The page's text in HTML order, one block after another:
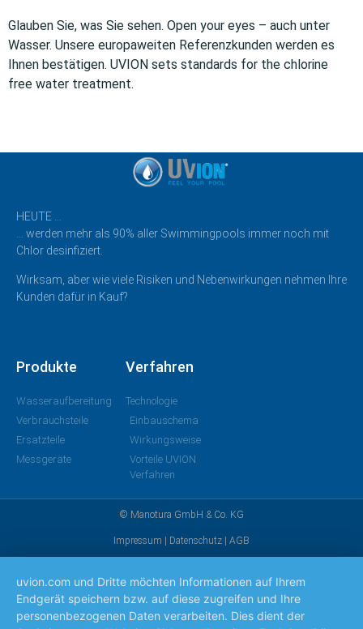
Glauben Sie, was Sie sehen. Open your eyes – auch unter
Wasser. Unsere europaweiten Referenzkunden werden es
Ihnen bestätigen. UVION sets standards for the chlorine
free water treatment.
HEUTE …
… werden mehr als 90% aller Swimmingpools immer noch mit
Chlor desinfiziert.
Wirksam, aber wie viele Risiken und Nebenwirkungen nehmen Ihre
Kunden dafür in Kauf?
Produkte
Wasseraufbereitung
Verbrauchsteile
Ersatzteile
Messgeräte
Verfahren
Technologie
Einbauschema
Wirkungsweise
Vorteile UVION
Verfahren
© Manotura GmbH & Co. KG
Impressum Datenschutz AGB
uvion.com und Dritte möchten Informationen auf Ihrem
Endgerät speichern bzw. auf diese zugreifen und Ihre
personenbezogenen Daten verarbeiten. Dies dient der